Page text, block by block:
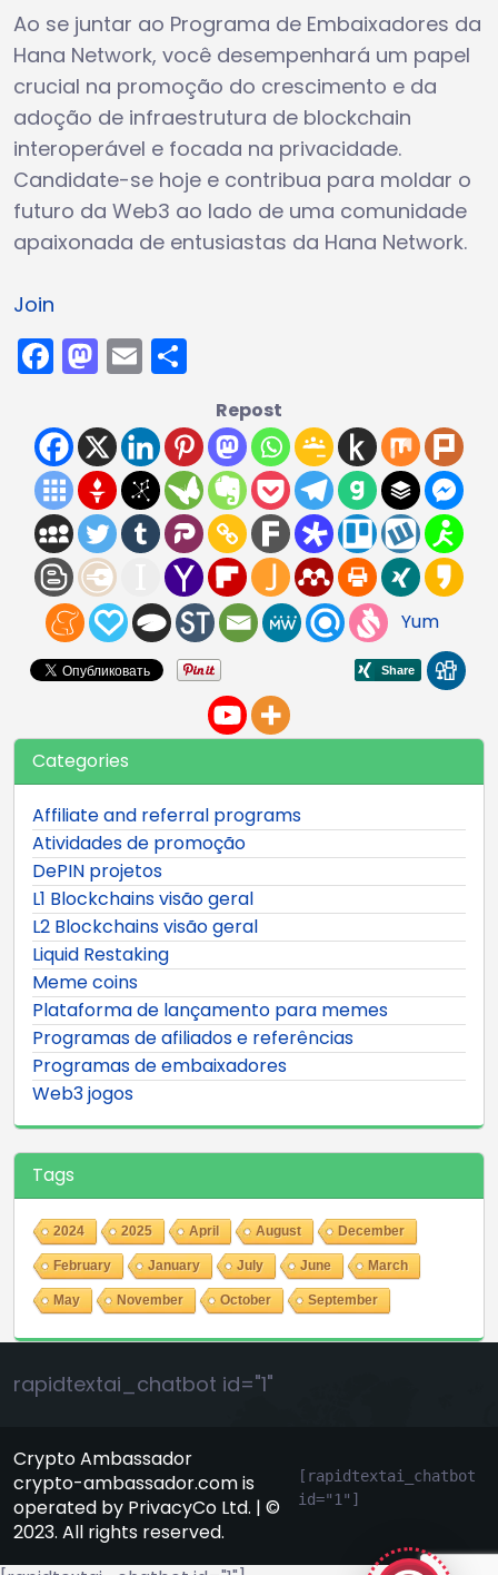
Ao se juntar ao Programa de Embaixadores da
Hana Network, você desempenhará um papel
crucial na promoção do crescimento e da
adoção de infraestrutura de blockchain
interoperável e focada na privacidade.
Candidate-se hoje e contribua para moldar o
futuro da Web3 ao lado de uma comunidade
apaixonada de entusiastas da Hana Network.
Join
Facebook
Mastodon
Email
Repost
Yum
Categories
Affiliate and referral programs
Atividades de promoção
DePIN projetos
L1 Blockchains visão geral
L2 Blockchains visão geral
Liquid Restaking
Meme coins
Plataforma de lançamento para memes
Programas de afiliados e referências
Programas de embaixadores
Web3 jogos
Tags
2024 2025 April August December
February January July June March
May November October September
rapidtextai_chatbot id="1"
Crypto Ambassador
crypto-ambassador.com is
operated by PrivacyCo Ltd. | ©
2023. All rights reserved.
[rapidtextai_chatbot
id="1"]
GeekyBot